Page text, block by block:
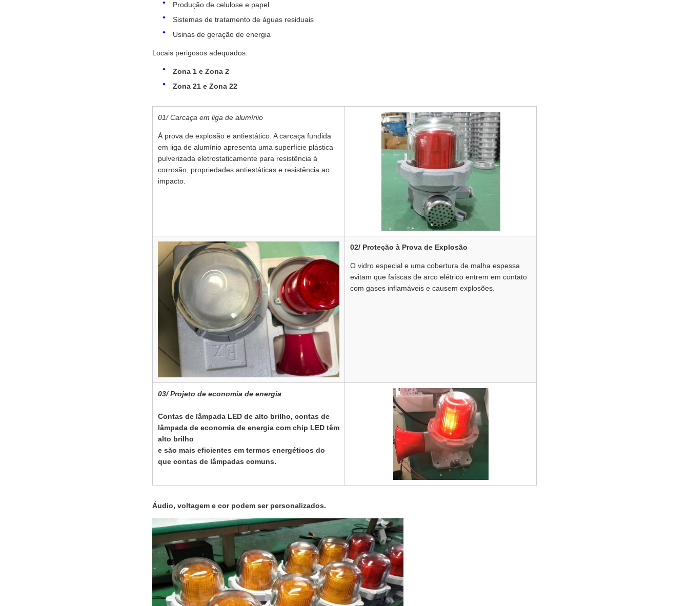
Produção de celulose e papel
Sistemas de tratamento de águas residuais
Usinas de geração de energia
Locais perigosos adequados:
Zona 1 e Zona 2
Zona 21 e Zona 22
01/ Carcaça em liga de alumínio
À prova de explosão e antiestático. A carcaça fundida
em liga de alumínio apresenta uma superfície plástica
pulverizada eletrostaticamente para resistência à
corrosão, propriedades antiestáticas e resistência ao
impacto.
02/ Proteção à Prova de Explosão
O vidro especial e uma cobertura de malha espessa
evitam que faíscas de arco elétrico entrem em contato
com gases inflamáveis ​​e causem explosões.
03/ Projeto de economia de energia
Contas de lâmpada LED de alto brilho, contas de
lâmpada de economia de energia com chip LED têm
alto brilho
e são mais eficientes em termos energéticos do
que contas de lâmpadas comuns.
Áudio, voltagem e cor podem ser personalizados.